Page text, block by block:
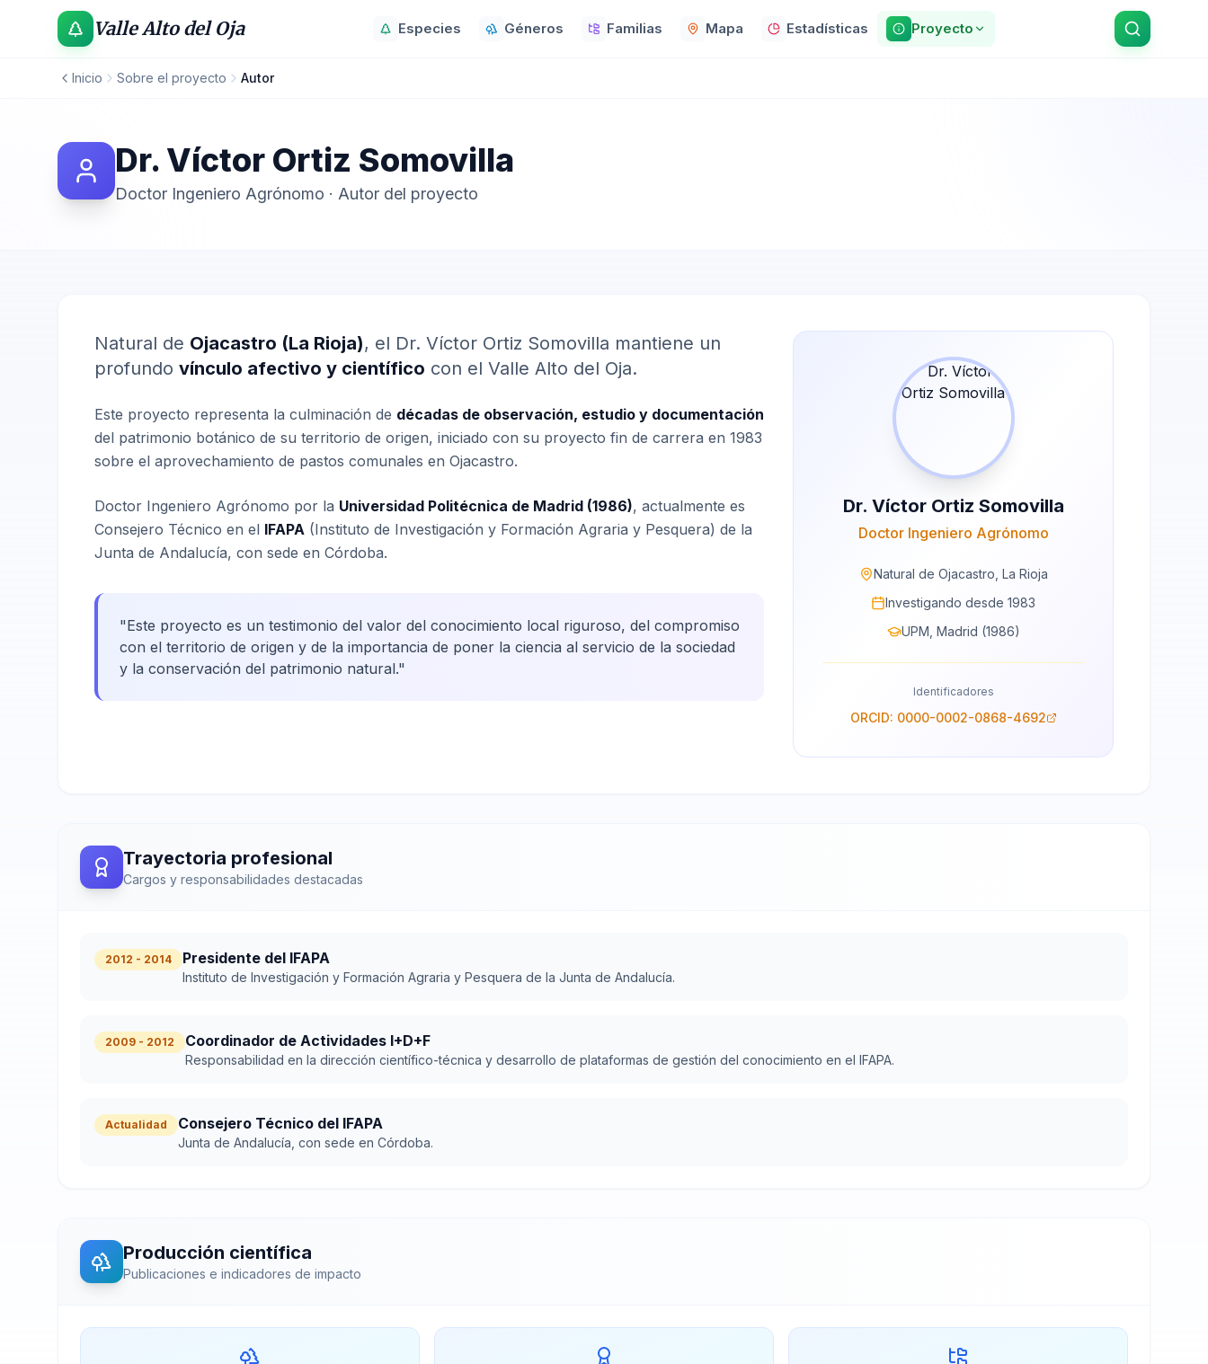
Valle Alto del Oja Especies Géneros Familias Mapa Estadísticas Proyecto
Inicio Sobre el proyecto Autor
Dr. Víctor Ortiz Somovilla
Doctor Ingeniero Agrónomo · Autor del proyecto
Dr. Víctor Ortiz Somovilla
Doctor Ingeniero Agrónomo
Natural de Ojacastro, La Rioja
Investigando desde 1983
UPM, Madrid (1986)
Identificadores
ORCID: 0000-0002-0868-4692
Natural de Ojacastro (La Rioja), el Dr. Víctor Ortiz Somovilla mantiene un
profundo vínculo afectivo y científico con el Valle Alto del Oja.
Este proyecto representa la culminación de décadas de observación, estudio y documentación
del patrimonio botánico de su territorio de origen, iniciado con su proyecto fin de carrera en 1983
sobre el aprovechamiento de pastos comunales en Ojacastro.
Doctor Ingeniero Agrónomo por la Universidad Politécnica de Madrid (1986), actualmente es
Consejero Técnico en el IFAPA (Instituto de Investigación y Formación Agraria y Pesquera) de la
Junta de Andalucía, con sede en Córdoba.
"Este proyecto es un testimonio del valor del conocimiento local riguroso, del compromiso
con el territorio de origen y de la importancia de poner la ciencia al servicio de la sociedad
y la conservación del patrimonio natural."
Trayectoria profesional
Cargos y responsabilidades destacadas
2012 - 2014 Presidente del IFAPA
Instituto de Investigación y Formación Agraria y Pesquera de la Junta de Andalucía.
2009 - 2012 Coordinador de Actividades I+D+F
Responsabilidad en la dirección científico-técnica y desarrollo de plataformas de gestión del conocimiento en el IFAPA.
Actualidad Consejero Técnico del IFAPA
Junta de Andalucía, con sede en Córdoba.
Producción científica
Publicaciones e indicadores de impacto